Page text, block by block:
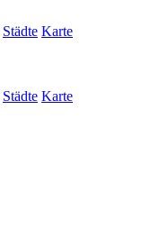
Städte Karte
Städte Karte